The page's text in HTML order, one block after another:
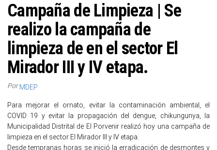
Campaña de Limpieza | Se
realizo la campaña de
limpieza de en el sector El
Mirador III y IV etapa.
Por MDEP
Para mejorar el ornato, evitar la contaminación ambiental, el
COVID 19 y evitar la propagación del dengue, chikungunya, la
Municipalidad Distrital de El Porvenir realizó hoy una campaña de
limpieza en el sector El Mirador III y IV etapa.
Desde tempranas horas se inició la erradicación de desmontes y